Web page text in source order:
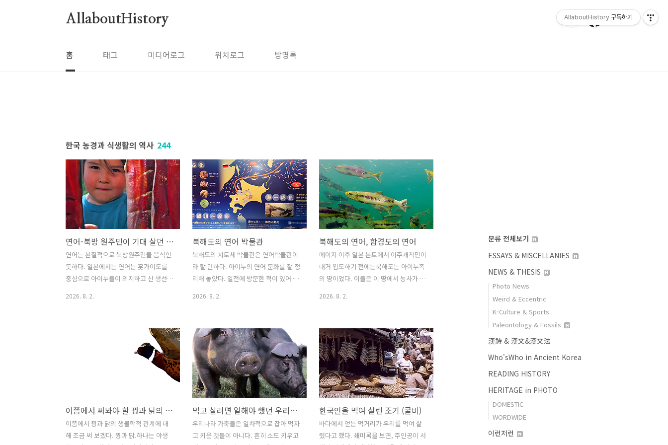
AllaboutHistory
홈 태그 미디어로그 위치로그 방명록
한국 농경과 식생활의 역사 244
연어-북방 원주민이 기대 살던 생선들-.
연어는 본질적으로 북방원주민들 음식인
듯하다. 일본에서는 연어는 홋가이도를
중심으로 아이누들이 의지하고 산 생선이
을 찍은 부분이 있었다. 이들은 산란기 연
어를 잡아 포를 떠서 고기를 말리고, 그 기
름을 뽑아 따로 보관하며, 심지어는 연어
가죽으로 신발까지 만들어 신는다. 그야
말로 연어에 기대어 살아가는 인생이었다
까 한다. 일본의 아이누, 북미대륙의 알래
스카 원주민, 그리고 아마도 우리는 북방
여진족이 이 연어에 의지해 살지 않았을
2026. 8. 2.
북해도의 연어 박물관
북해도의 치토세 박물관은 연어박물관이
라 할 만하다. 아이누의 연어 문화를 잘 정
리해 놓았다. 일전에 방문한 적이 있어 찍
다녀올 수 있다.
2026. 8. 2.
북해도의 연어, 함경도의 연어
메이지 이후 일본 본토에서 이주개척민이
대거 입도하기 전에는북해도는 아이누족
의 땅이었다. 이들은 이 땅에서 농사가 아
보면, 이들 아이누 족이 얼마나 연어에 많
이 의존하고 살아갔는지 알 수 있는데-.
우리나라도 흥미롭게도 함경도에서 부방
살이를 하던 출신 군관이 남긴 "부북일
기"를 보면, 연어를 잡아 식량으로 쓰는
이야기가 나온다. 아마도 연어 산란철에
주로 잡던 것으로 보이는데, 한번 나가면
상당 수의 연어를 포획하여 돌아온 것으
로 되어 있다. 연어는 말려서도 먹고 바로
먹기도 하고, 먹는 방법이 다양한 생선의
2026. 8. 2.
이쯤에서 써봐야 할 꿩과 닭의 관계
이쯤에서 꿩과 닭의 생물학적 관계에 대
해 조금 써 보겠다. 꿩과 닭.하나는 야생
먹고 살려면 일해야 했던 우리나라 가축들, 할 일이 없던 돼지님들
우리나라 가축들은 일차적으로 잡아 먹자
고 키운 것들이 아니다. 흔히 소도 키우고
한국인을 먹여 살린 조기 (굴비)
바다에서 얻는 먹거리가 우리를 먹여 살
렸다고 했다. 쇄미록을 보면, 주인공이 서
분류 전체보기
ESSAYS & MISCELLANIES
NEWS & THESIS
Photo News
Weird & Eccentric
K-Culture & Sports
Paleontology & Fossils
漢詩 & 漢文&漢文法
Who'sWho in Ancient Korea
READING HISTORY
HERITAGE in PHOTO
DOMESTIC
WORDWIDE
이런저런
AllaboutHistory 구독하기